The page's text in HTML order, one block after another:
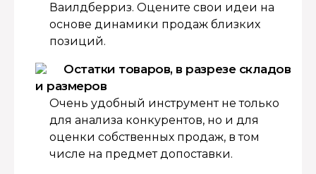
Ваилдберриз. Оцените свои идеи на
основе динамики продаж близких
позиций.
Остатки товаров, в разрезе складов
и размеров
Очень удобный инструмент не только
для анализа конкурентов, но и для
оценки собственных продаж, в том
числе на предмет допоставки.